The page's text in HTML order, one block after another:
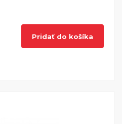
Pridať do košíka